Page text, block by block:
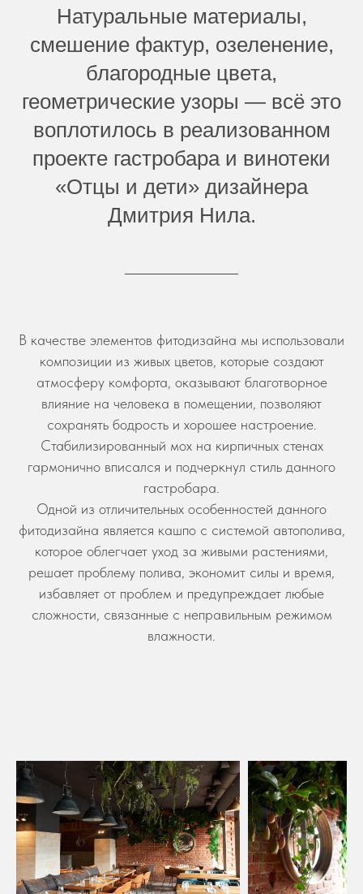
Натуральные материалы,
смешение фактур, озеленение,
благородные цвета,
геометрические узоры — всё это
воплотилось в реализованном
проекте гастробара и винотеки
«Отцы и дети» дизайнера
Дмитрия Нила.
В качестве элементов фитодизайна мы использовали
композиции из живых цветов, которые создают
атмосферу комфорта, оказывают благотворное
влияние на человека в помещении, позволяют
сохранять бодрость и хорошее настроение.
Стабилизированный мох на кирпичных стенах
гармонично вписался и подчеркнул стиль данного
гастробара.
Одной из отличительных особенностей данного
фитодизайна является кашпо с системой автополива,
которое облегчает уход за живыми растениями,
решает проблему полива, экономит силы и время,
избавляет от проблем и предупреждает любые
сложности, связанные с неправильным режимом
влажности.